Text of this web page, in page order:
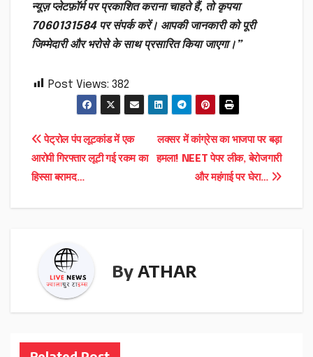
न्यूज़ प्लेटफ़ॉर्म पर प्रकाशित कराना चाहते हैं, तो कृपया
7060131584 पर संपर्क करें। आपकी जानकारी को पूरी
जिम्मेदारी और भरोसे के साथ प्रसारित किया जाएगा।”
Post Views: 382
Post
navigation
लक्सर में कांग्रेस का भाजपा पर बड़ा
हमला! NEET पेपर लीक, बेरोजगारी
और महंगाई पर घेरा…
पेट्रोल पंप लूटकांड में एक
आरोपी गिरफ्तार लूटी गई रकम का
हिस्सा बरामद…
By ATHAR